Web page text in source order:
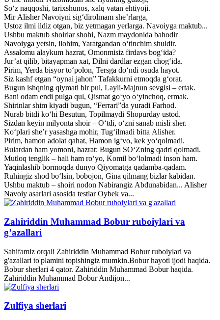
So‘z naqqoshi, tarixshunos, xalq vatan ehtiyoji.
Mir Alisher Navoiyni sig‘dirolmam she’rlarga,
Ustoz ilmi ildiz otgan, biz yetmagan yerlarga. Navoiyga maktub...
Ushbu maktub shoirlar shohi, Nazm maydonida bahodir
Navoiyga yetsin, ilohim, Yaratgandan o‘tinchim shuldir.
Assalomu alaykum hazrat, Omonmisiz firdavs bog‘ida?
Jur’at qilib, bitayapman xat, Dilni dardlar ezgan chog‘ida.
Pirim, Yerda bisyor to‘polon, Tersga do‘ndi osuda hayot.
Siz kashf etgan “oynai jahon” Tafakkurni etmoqda g‘orat.
Bugun ishqning qiymati bir pul, Layli-Majnun sevgisi – ertak.
Bani odam endi pulga qul, Qismat go‘yo o‘yinchoq, ermak.
Shirinlar shim kiyadi bugun, “Ferrari”da yuradi Farhod.
Nurab bitdi ko‘hi Besutun, Topilmaydi Shopurday ustod.
Sizdan keyin milyonta shoir – O‘tdi, o‘zni sanab misli sher.
Ko‘plari she’r yasashga mohir, Tug‘ilmadi bitta Alisher.
Pirim, hamon adolat qahat, Hamon ig‘vo, kek yo‘qolmadi.
Bulardan ham yomoni, hazrat: Bugun SO‘Zning qadri qolmadi.
Mutloq tenglik – hali ham ro‘yo, Komil bo‘lolmadi inson ham.
Yaqinlashib bormoqda dunyo Qiyomatga qadamba-qadam.
Ruhingiz shod bo‘lsin, bobojon, Gina qilmang bizlar kabidan.
Ushbu maktub – shoiri nodon Nabirangiz Abdunabidan... Alisher
Navoiy asarlari asosida testlar Oybek va...
Zahiriddin Muhammad Bobur ruboiylari va
g’azallari
Sahifamiz orqali Zahiriddin Muhammad Bobur ruboiylari va
g'azallari to'plamini topishingiz mumkin.Bobur hayoti ijodi haqida.
Bobur sherlari 4 qator. Zahiriddin Muhammad Bobur haqida.
Zahiriddin Muhammad Bobur Andijon...
Zulfiya sherlari